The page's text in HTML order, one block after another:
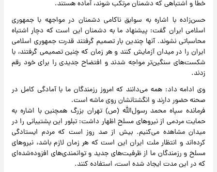
خطا و اشتباهی که دشمنان مرتکب شوند، آماده هستند.
حسن‌زاده با اشاره به سوابق ناکامی دشمنان در مواجهه با جمهوری
اسلامی ایران گفت: پیشنهاد ما به دشمنان این است که دچار اشتباه
محاسباتی نشوند. آنها چندین بار تصمیم گرفتند قدرت جمهوری اسلامی
ایران را در میدان آزمایش کنند و هر زمان که چنین تصمیمی گرفتند، با
شکست‌های سنگین‌تر مواجه شدند و افتضاح جدیدی را برای خود رقم
زدند.
وی ادامه داد: همه می‌دانند که امروز رزمندگان ما با آمادگی کامل در
صحنه حضور دارند و انگشتانشان روی ماشه است.
فرمانده سپاه محمد رسول‌الله (ص) تهران بزرگ همچنین با اشاره به
حمایت مردمی از نیروهای مسلح اظهار داشت: تبلور این پشتیبانی را در
میدان مشاهده می‌کنیم. بیش از صد روز است که مردم ایستادگی
کرده‌اند و انتظار ملت ایران این است که هر زمان لازم باشد، نیروهای
مسلح و رزمندگان ما از ظرفیت‌های جدید و توانمندی‌های افزوده‌شده‌ای
که در این مدت ایجاد شده است، استفاده کنند.